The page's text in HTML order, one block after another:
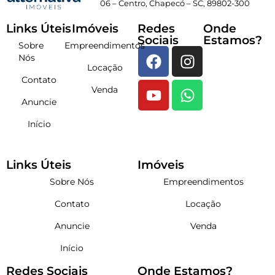
06 – Centro, Chapecó – SC, 89802-300
Links Úteis
Sobre
Nós
Contato
Anuncie
Início
Imóveis
Empreendimentos
Locação
Venda
Redes
Sociais
Onde
Estamos?
Links Úteis
Sobre Nós
Contato
Anuncie
Início
Imóveis
Empreendimentos
Locação
Venda
Redes Sociais Onde Estamos?